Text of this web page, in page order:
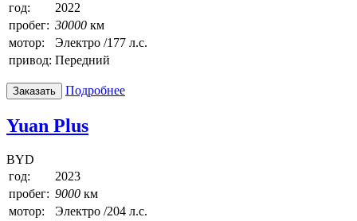
год:
2022
пробег: 30000 км
мотор:
Электро /177 л.с.
привод: Передний
Заказать Подробнее
Yuan Plus
BYD
год:
2023
пробег: 9000 км
мотор:
Электро /204 л.с.